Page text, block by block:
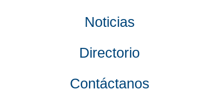
Noticias
Directorio
Contáctanos